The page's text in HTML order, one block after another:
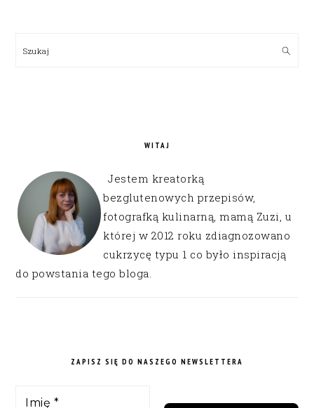
Szukaj
WITAJ
Jestem kreatorką
bezglutenowych przepisów,
fotografką kulinarną, mamą Zuzi, u
której w 2012 roku zdiagnozowano
cukrzycę typu 1 co było inspiracją
do powstania tego bloga.
ZAPISZ SIĘ DO NASZEGO NEWSLETTERA